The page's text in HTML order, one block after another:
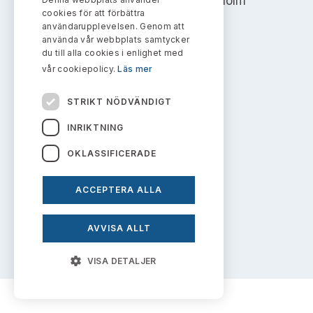
Ledamöter
Huvudmän
Publikationer och anföranden
Sök uttalanden
Avgifter
Prenumerera
Kontakt administrativa ärenden
info@aktiemarknadsnamnden.se
Om webbplatsen
Kakor
Personuppgiftspolicy
Prenumerera på uttalanden
cookies för att förbättra
användarupplevelsen. Genom att
använda vår webbplats samtycker
du till alla cookies i enlighet med
vår cookiepolicy.Läs mer
STRIKT NÖDVÄNDIGT
INRIKTNING
OKLASSIFICERADE
ACCEPTERA ALLA
AVVISA ALLT
VISA DETALJER